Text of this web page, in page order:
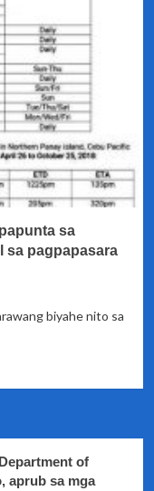
sa
sa pagpapasara
biyahe nito sa
of
aprub sa mga